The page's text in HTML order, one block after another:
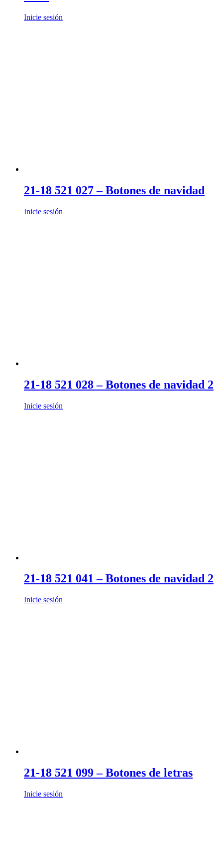
Inicie sesión
21-18 521 027 – Botones de navidad
Inicie sesión
21-18 521 028 – Botones de navidad 2
Inicie sesión
21-18 521 041 – Botones de navidad 2
Inicie sesión
21-18 521 099 – Botones de letras
Inicie sesión